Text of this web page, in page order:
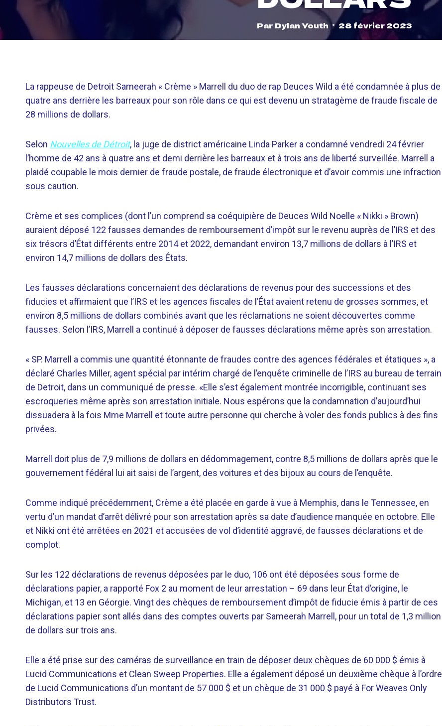
Par Dylan Youth 28 février 2023
La rappeuse de Detroit Sameerah « Crème » Marrell du duo de rap Deuces Wild a été condamnée à plus de
quatre ans derrière les barreaux pour son rôle dans ce qui est devenu un stratagème de fraude fiscale de
28 millions de dollars.
Selon Nouvelles de Détroit, la juge de district américaine Linda Parker a condamné vendredi 24 février
l’homme de 42 ans à quatre ans et demi derrière les barreaux et à trois ans de liberté surveillée. Marrell a
plaidé coupable le mois dernier de fraude postale, de fraude électronique et d’avoir commis une infraction
sous caution.
Crème et ses complices (dont l’un comprend sa coéquipière de Deuces Wild Noelle « Nikki » Brown)
auraient déposé 122 fausses demandes de remboursement d’impôt sur le revenu auprès de l’IRS et des
six trésors d’État différents entre 2014 et 2022, demandant environ 13,7 millions de dollars à l’IRS et
environ 14,7 millions de dollars des États.
Les fausses déclarations concernaient des déclarations de revenus pour des successions et des
fiducies et affirmaient que l’IRS et les agences fiscales de l’État avaient retenu de grosses sommes, et
environ 8,5 millions de dollars combinés avant que les réclamations ne soient découvertes comme
fausses. Selon l’IRS, Marrell a continué à déposer de fausses déclarations même après son arrestation.
« SP. Marrell a commis une quantité étonnante de fraudes contre des agences fédérales et étatiques », a
déclaré Charles Miller, agent spécial par intérim chargé de l’enquête criminelle de l’IRS au bureau de terrain
de Detroit, dans un communiqué de presse. «Elle s’est également montrée incorrigible, continuant ses
escroqueries même après son arrestation initiale. Nous espérons que la condamnation d’aujourd’hui
dissuadera à la fois Mme Marrell et toute autre personne qui cherche à voler des fonds publics à des fins
privées.
Marrell doit plus de 7,9 millions de dollars en dédommagement, contre 8,5 millions de dollars après que le
gouvernement fédéral lui ait saisi de l’argent, des voitures et des bijoux au cours de l’enquête.
Comme indiqué précédemment, Crème a été placée en garde à vue à Memphis, dans le Tennessee, en
vertu d’un mandat d’arrêt délivré pour son arrestation après sa date d’audience manquée en octobre. Elle
et Nikki ont été arrêtées en 2021 et accusées de vol d’identité aggravé, de fausses déclarations et de
complot.
Sur les 122 déclarations de revenus déposées par le duo, 106 ont été déposées sous forme de
déclarations papier, a rapporté Fox 2 au moment de leur arrestation – 69 dans leur État d’origine, le
Michigan, et 13 en Géorgie. Vingt des chèques de remboursement d’impôt de fiducie émis à partir de ces
déclarations papier sont allés dans des comptes ouverts par Sameerah Marrell, pour un total de 1,3 million
de dollars sur trois ans.
Elle a été prise sur des caméras de surveillance en train de déposer deux chèques de 60 000 $ émis à
Lucid Communications et Clean Sweep Properties. Elle a également déposé un deuxième chèque à l’ordre
de Lucid Communications d’un montant de 57 000 $ et un chèque de 31 000 $ payé à For Weaves Only
Distributors Trust.